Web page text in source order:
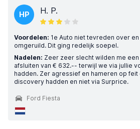
HP H. P.
Voordelen: 1e Auto niet tevreden over
omgeruild. Dit ging redelijk soepel.
Nadelen: Zeer zeer slecht wilden me
afsluiten van € 632.-- terwijl we via jullie
hadden. Zer agressief en hameren op feit
discovery hadden en niet via Surprice.
Ford Fiesta